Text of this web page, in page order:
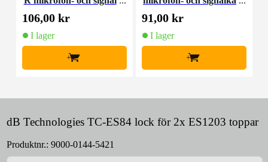
kabel 10 meter
106,00 kr
I lager
+
bel 5 meter
91,00 kr
I lager
+
dB Technologies TC-ES84 lock för 2x ES1203 toppar
Produktnr.: 9000-0144-5421